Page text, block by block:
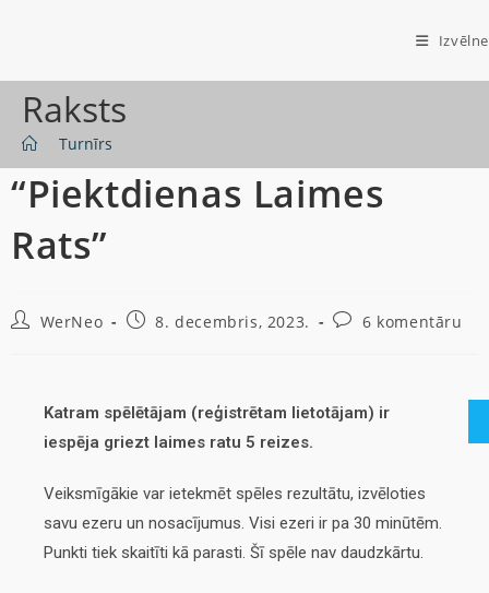
Izvēlne
Raksts
Turnīrs
“Piektdienas Laimes
Rats”
WerNeo 8. decembris, 2023. 6 komentāru
Katram spēlētājam (reģistrētam lietotājam) ir
iespēja griezt laimes ratu 5 reizes.
Veiksmīgākie var ietekmēt spēles rezultātu, izvēloties
savu ezeru un nosacījumus. Visi ezeri ir pa 30 minūtēm.
Punkti tiek skaitīti kā parasti. Šī spēle nav daudzkārtu.